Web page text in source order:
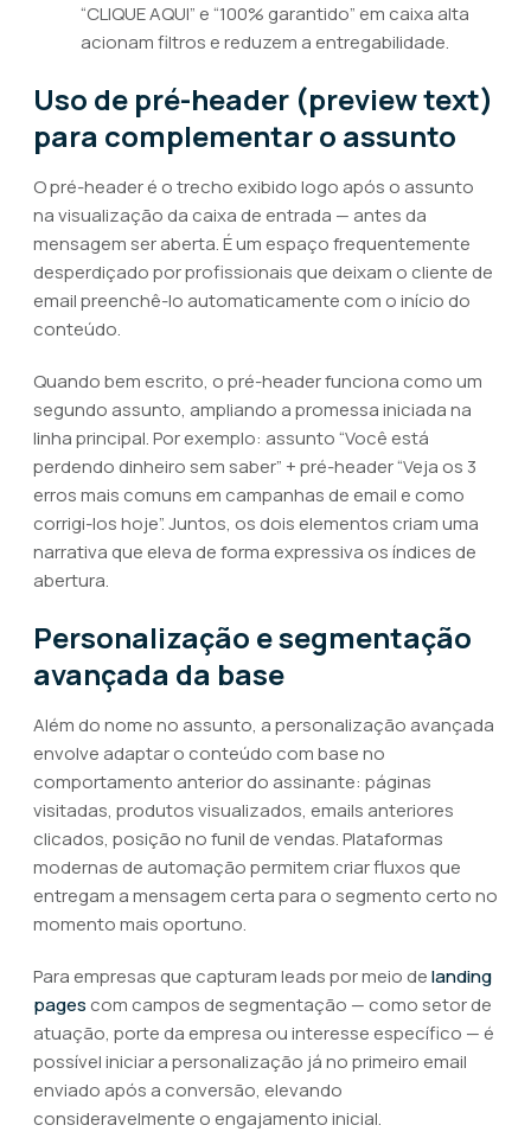
“CLIQUE AQUI” e “100% garantido” em caixa alta
acionam filtros e reduzem a entregabilidade.
Uso de pré-header (preview text)
para complementar o assunto
O pré-header é o trecho exibido logo após o assunto
na visualização da caixa de entrada — antes da
mensagem ser aberta. É um espaço frequentemente
desperdiçado por profissionais que deixam o cliente de
email preenchê-lo automaticamente com o início do
conteúdo.
Quando bem escrito, o pré-header funciona como um
segundo assunto, ampliando a promessa iniciada na
linha principal. Por exemplo: assunto “Você está
perdendo dinheiro sem saber” + pré-header “Veja os 3
erros mais comuns em campanhas de email e como
corrigi-los hoje”. Juntos, os dois elementos criam uma
narrativa que eleva de forma expressiva os índices de
abertura.
Personalização e segmentação
avançada da base
Além do nome no assunto, a personalização avançada
envolve adaptar o conteúdo com base no
comportamento anterior do assinante: páginas
visitadas, produtos visualizados, emails anteriores
clicados, posição no funil de vendas. Plataformas
modernas de automação permitem criar fluxos que
entregam a mensagem certa para o segmento certo no
momento mais oportuno.
Para empresas que capturam leads por meio delanding
pages com campos de segmentação — como setor de
atuação, porte da empresa ou interesse específico — é
possível iniciar a personalização já no primeiro email
enviado após a conversão, elevando
consideravelmente o engajamento inicial.